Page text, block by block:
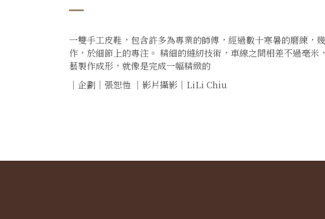
一雙手工皮鞋，包含許多為專業的師傅，經過數十寒暑的磨練，
作，於細節上的專注。 精細的縫紉技術，車線之間相差不過毫米
藝製作成形，就像是完成一幅精緻的
｜企劃｜張恕愷 ｜影片攝影｜LiLi Chiu